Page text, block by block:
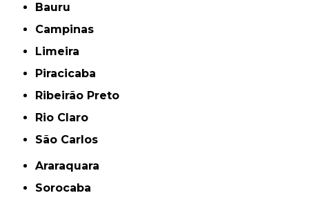
Bauru
Campinas
Limeira
Piracicaba
Ribeirão Preto
Rio Claro
São Carlos
Araraquara
Sorocaba